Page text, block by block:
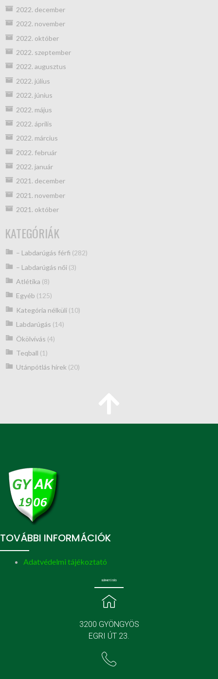
2022. december
2022. november
2022. október
2022. szeptember
2022. augusztus
2022. július
2022. június
2022. május
2022. április
2022. március
2022. február
2022. január
2021. december
2021. november
2021. október
KATEGÓRIÁK
– Labdarúgás férfi (282)
– Labdarúgás női(3)
Atlétika (8)
Egyéb (125)
Kategória nélküli(10)
Labdarúgás (14)
Ökölvívás (4)
Teqball (1)
Utánpótlás hírek (20)
TOVÁBBI INFORMÁCIÓK
Adatvédelmi tájékoztató
ELÉRHETŐSÉG
3200 GYÖNGYÖS
EGRI ÚT 23.